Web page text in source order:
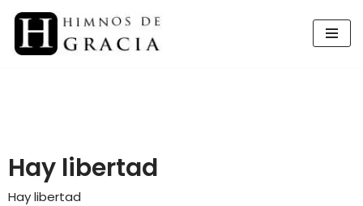
Saltar
Hay libertad
Hay libertad